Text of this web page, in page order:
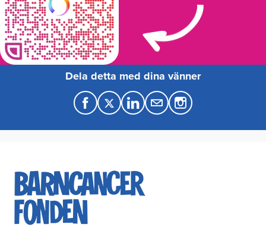
Dela detta med dina vänner
F
a
e
b
T
w
t
t
L
i
k
e
M
a